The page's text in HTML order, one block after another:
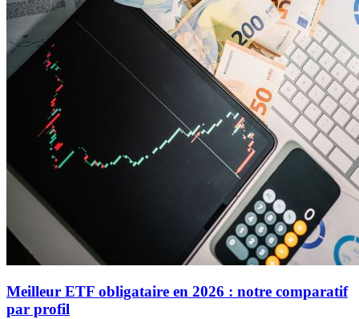
Meilleur ETF obligataire en 2026 : notre comparatif
par profil